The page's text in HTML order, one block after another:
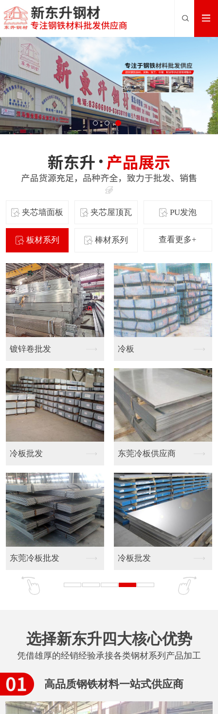
夹芯墙面板 夹芯屋顶瓦 PU发泡
板材系列 棒材系列 查看更多+
镀锌卷批发 冷板
冷板批发 东莞冷板供应商
东莞冷板批发 冷板批发
选择新东升四大核心优势
凭借雄厚的经销经验承接各类钢材系列产品加工
高品质钢铁材料一站式供应商